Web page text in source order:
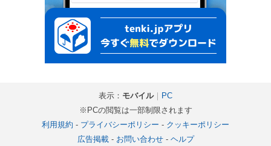
表示： モバイル｜ PC
※PCの閲覧は一部制限されます
利用規約 - プライバシーポリシー - クッキーポリシー
広告掲載- お問い合わせ- ヘルプ